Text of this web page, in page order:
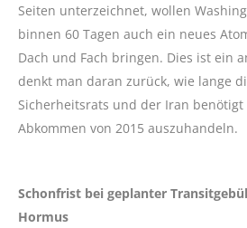
Seiten unterzeichnet, wollen
binnen 60 Tagen auch ein neues
Dach und Fach bringen. Dies ist ein
denkt man daran zurück, wie lange
Sicherheitsrats und der Iran benötigt
Abkommen von 2015 auszuhandeln.
Schonfrist bei geplanter
Hormus